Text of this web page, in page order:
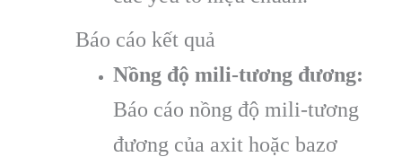
Báo cáo kết quả
Nồng độ mili-tương đương:
Báo cáo nồng độ mili-tương
đương của axit hoặc bazơ